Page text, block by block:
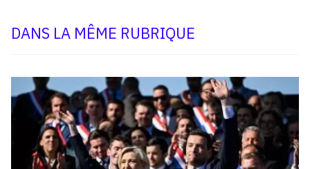
DANS LA MÊME RUBRIQUE